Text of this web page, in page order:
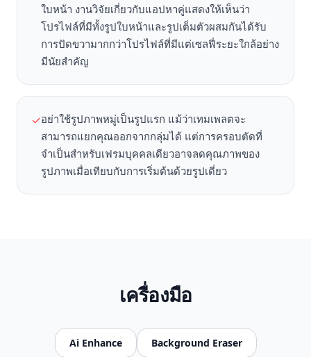
ใบหน้า งานวิจัยเกี่ยวกับแอปหาคู่แสดงให้เห็นว่า
โปรไฟล์ที่มีทั้งรูปใบหน้าและรูปเต็มตัวผสมกันได้รับ
การปัดขวามากกว่าโปรไฟล์ที่มีแต่เซลฟี่ระยะใกล้อย่าง
มีนัยสำคัญ
✓อย่าใช้รูปภาพหมู่เป็นรูปแรก แม้ว่าเทมเพลตจะ
สามารถแยกคุณออกจากกลุ่มได้ แต่การครอบตัดที่
จำเป็นสำหรับเฟรมบุคคลเดียวอาจลดคุณภาพของ
รูปภาพเมื่อเทียบกับการเริ่มต้นด้วยรูปเดี่ยว
เครื่องมือ
Ai Enhance Background Eraser